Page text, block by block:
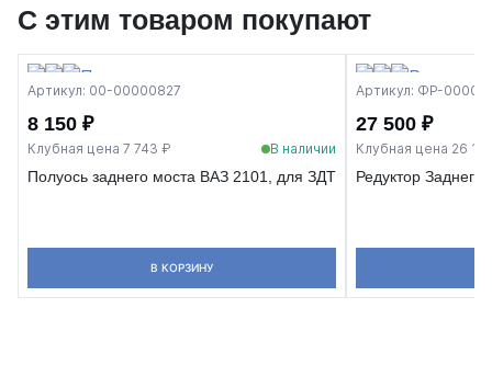
С этим товаром покупают
Артикул: 00-00000827
8 150 ₽
Клубная цена 7 743 ₽ В наличии
Полуось заднего моста ВАЗ 2101, для ЗДТ
В КОРЗИНУ
Артикул: ФР-
27 500 ₽
Клубная цена 26
Редуктор Заднего